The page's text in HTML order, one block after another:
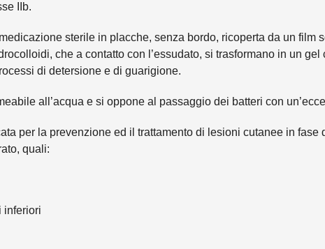
IIb.
sterile in placche, senza bordo, ricoperta da un
che a contatto con l’essudato, si trasformano in un
di detersione e di guarigione.
all’acqua e si oppone al passaggio dei batteri con
per la prevenzione ed il trattamento di lesioni cutanee in
quali:
inferiori